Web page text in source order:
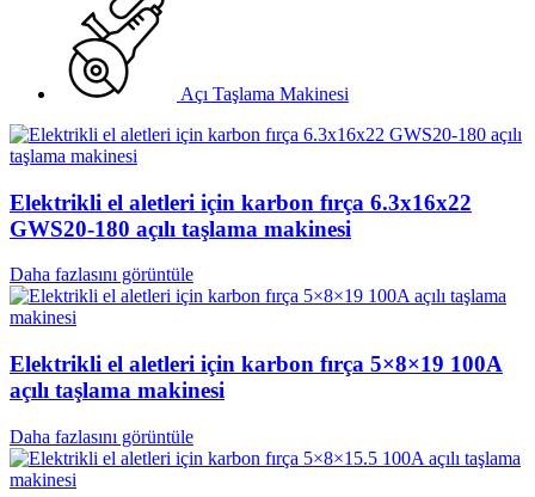
Açı Taşlama Makinesi
Elektrikli el aletleri için karbon fırça 6.3x16x22
GWS20-180 açılı taşlama makinesi
Daha fazlasını görüntüle
Elektrikli el aletleri için karbon fırça 5×8×19 100A
açılı taşlama makinesi
Daha fazlasını görüntüle